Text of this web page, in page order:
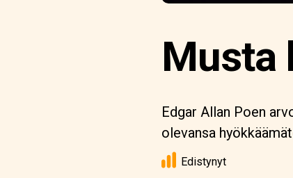
Musta
Edgar Allan Poen
olevansa
Edistynyt